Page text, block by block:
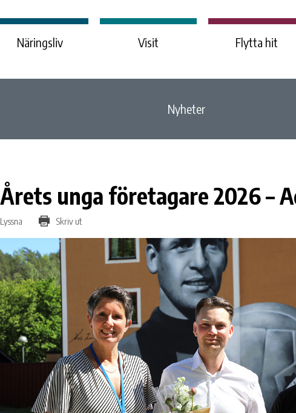
Näringsliv Visit Flytta hit
Nyheter
Årets unga företagare 2026 –
Lyssna Skriv ut